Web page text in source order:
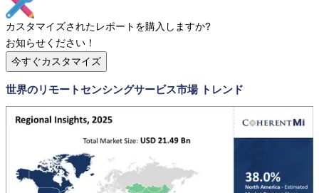
カスタマイズされたレポートを購入しますか?
お知らせください！
今すぐカスタマイズ
世界のリモートセンシングサービス市場 トレンド